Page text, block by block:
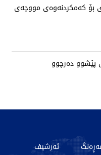
بۆ کەمکردنەوەی مووچەی
پێشوو دەرچوو
ئەرشیف